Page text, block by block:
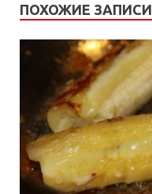
ПОХОЖИЕ ЗАПИСИ